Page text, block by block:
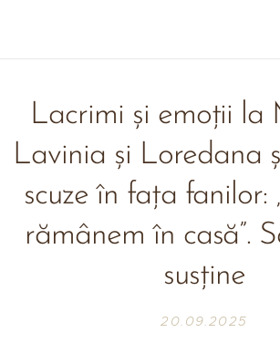
Lacrimi și emoții la
Lavinia și Loredana
scuze în fața fanilor:
rămânem în casă”.
susține
20.09.2025